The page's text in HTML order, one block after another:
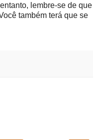
lembre-se de que
também terá que se